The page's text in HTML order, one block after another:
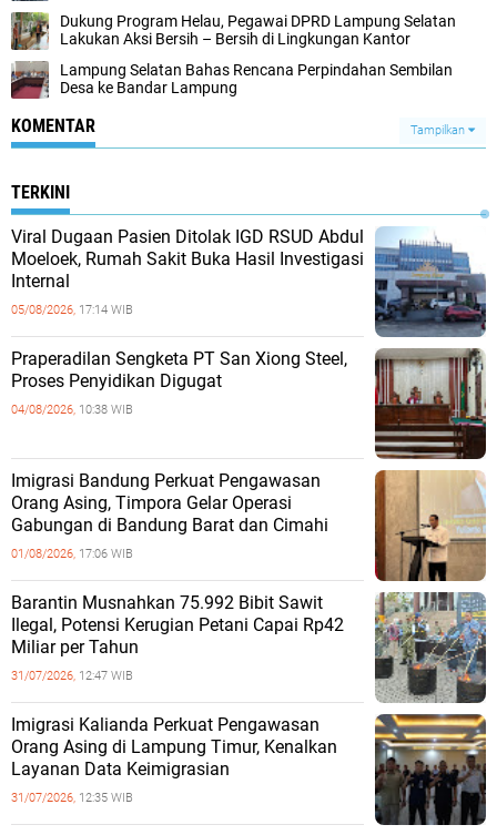
Dukung Program Helau, Pegawai DPRD Lampung Selatan
Lakukan Aksi Bersih – Bersih di Lingkungan Kantor
Lampung Selatan Bahas Rencana Perpindahan Sembilan
Desa ke Bandar Lampung
KOMENTAR Tampilkan
TERKINI
Viral Dugaan Pasien Ditolak IGD RSUD Abdul
Moeloek, Rumah Sakit Buka Hasil Investigasi
Internal
05/08/2026, 17:14 WIB
Praperadilan Sengketa PT San Xiong Steel,
Proses Penyidikan Digugat
04/08/2026, 10:38 WIB
Imigrasi Bandung Perkuat Pengawasan
Orang Asing, Timpora Gelar Operasi
Gabungan di Bandung Barat dan Cimahi
01/08/2026, 17:06 WIB
Barantin Musnahkan 75.992 Bibit Sawit
Ilegal, Potensi Kerugian Petani Capai Rp42
Miliar per Tahun
31/07/2026, 12:47 WIB
Imigrasi Kalianda Perkuat Pengawasan
Orang Asing di Lampung Timur, Kenalkan
Layanan Data Keimigrasian
31/07/2026, 12:35 WIB